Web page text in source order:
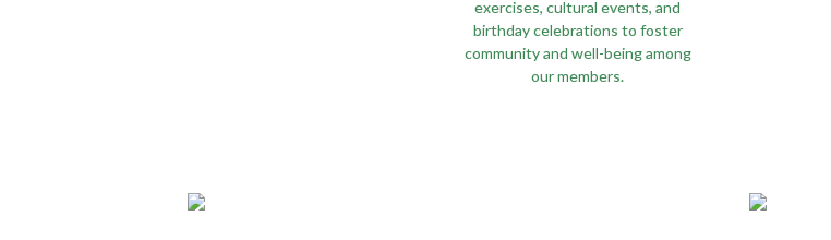
exercises, cultural events, and
birthday celebrations to foster
community and well-being among
our members.